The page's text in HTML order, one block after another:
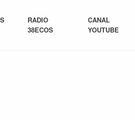
RADIO
38ECOS
CANAL
YOUTUBE